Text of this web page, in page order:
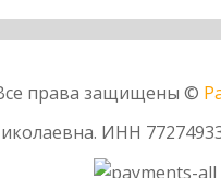
права защищены ©
ИНН